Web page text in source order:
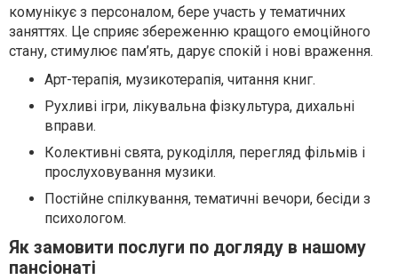
комунікує з персоналом, бере участь у тематичних
заняттях. Це сприяє збереженню кращого емоційного
стану, стимулює пам’ять, дарує спокій і нові враження.
Арт-терапія, музикотерапія, читання книг.
Рухливі ігри, лікувальна фізкультура, дихальні
вправи.
Колективні свята, рукоділля, перегляд фільмів і
прослуховування музики.
Постійне спілкування, тематичні вечори, бесіди з
психологом.
Як замовити послуги по догляду в нашому
пансіонаті